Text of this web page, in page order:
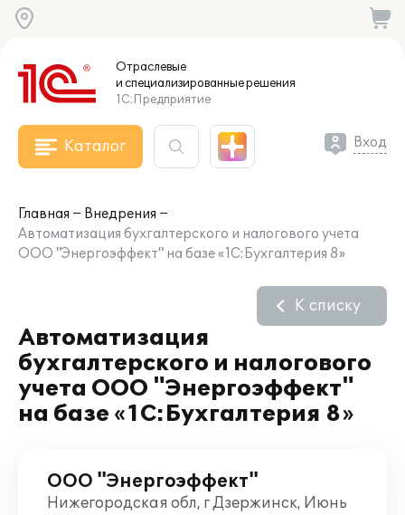
Отраслевые
и специализированныерешения
1С:Предприятие
Каталог Вход
Главная
Внедрения
Автоматизация бухгалтерского и налогового учета
ООО "Энергоэффект" на базе «1С:Бухгалтерия 8»
Автоматизация
бухгалтерского и налогового
учета ООО "Энергоэффект"
на базе «1С:Бухгалтерия 8»
К списку
ООО "Энергоэффект"
Нижегородская обл, г Дзержинск, Июнь